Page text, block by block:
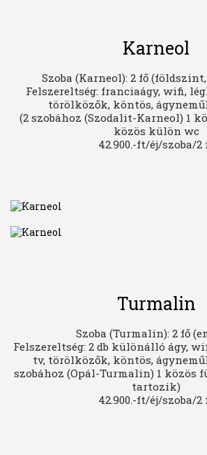
Karneol
Szoba (Karneol): 2 fő
Felszereltség: franciaágy, wifi,
törölközők, köntös,
(2 szobához (Szodalit-Karneol) 1
közös külön wc
42.900.-ft/éj/szoba/2
Turmalin
Szoba (Turmalin): 2 fő
Felszereltség: 2 db különálló ágy,
tv, törölközők, köntös,
szobához (Opál-Turmalin) 1 közös
tartozik)
42.900.-ft/éj/szoba/2